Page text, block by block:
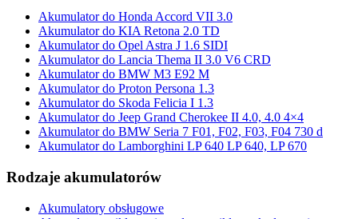
Akumulator do Honda Accord VII 3.0
Akumulator do KIA Retona 2.0 TD
Akumulator do Opel Astra J 1.6 SIDI
Akumulator do Lancia Thema II 3.0 V6 CRD
Akumulator do BMW M3 E92 M
Akumulator do Proton Persona 1.3
Akumulator do Skoda Felicia I 1.3
Akumulator do Jeep Grand Cherokee II 4.0, 4.0 4×4
Akumulator do BMW Seria 7 F01, F02, F03, F04 730 d
Akumulator do Lamborghini LP 640 LP 640, LP 670
Rodzaje akumulatorów
Akumulatory obsługowe